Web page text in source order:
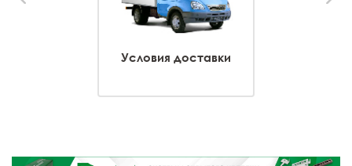
Условия доставки